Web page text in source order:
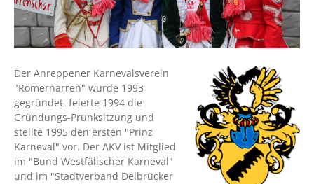
Der Anreppener Karnevalsverein
"Römernarren" wurde 1993
gegründet, feierte 1994 die
Gründungs-Prunksitzung und
stellte 1995 den ersten "Prinz
Karneval" vor. Der AKV ist Mitglied
im "Bund Westfälischer Karneval"
und im "Stadtverband Delbrücker